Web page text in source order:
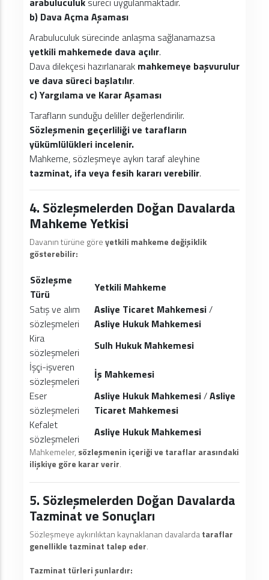
b) Dava Açma Aşaması
Arabuluculuk sürecinde anlaşma sağlanamazsa
yetkili mahkemede dava açılır.
Dava dilekçesi hazırlanarak mahkemeye başvurulur
ve dava süreci başlatılır.
c) Yargılama ve Karar Aşaması
Tarafların sunduğu deliller değerlendirilir.
Sözleşmenin geçerliliği ve tarafların
yükümlülükleri incelenir.
Mahkeme, sözleşmeye aykırı taraf aleyhine
tazminat, ifa veya fesih kararı verebilir.
4. Sözleşmelerden Doğan Davalarda
Mahkeme Yetkisi
Davanın türüne göreyetkili mahkeme değişiklik
gösterebilir:
Sözleşme
Türü
Yetkili Mahkeme
Satış ve alım
sözleşmeleri
Asliye Ticaret Mahkemesi/
Asliye Hukuk Mahkemesi
Kira
sözleşmeleri
Sulh Hukuk Mahkemesi
İşçi-işveren
sözleşmeleri
İş Mahkemesi
Eser
sözleşmeleri
Asliye Hukuk Mahkemesi/Asliye
Ticaret Mahkemesi
Kefalet
sözleşmeleri
Asliye Hukuk Mahkemesi
Mahkemeler, sözleşmenin içeriği ve taraflar arasındaki
ilişkiye göre karar verir.
5. Sözleşmelerden Doğan Davalarda
Tazminat ve Sonuçları
Sözleşmeye aykırılıktan kaynaklanan davalardataraflar
genellikle tazminat talep eder.
Tazminat türleri şunlardır: